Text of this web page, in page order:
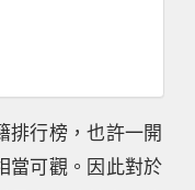
排行榜，也許一開
當可觀。因此對於